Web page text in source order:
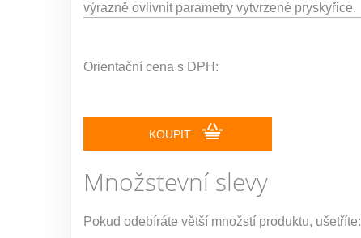
výrazně ovlivnit parametry vytvrzené pryskyřice.
Orientační cena s DPH:
KOUPIT
Množstevní slevy
Pokud odebíráte větší množstí produktu, ušetříte: